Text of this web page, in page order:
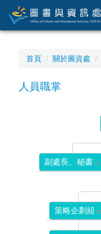
到
主
首頁 關於圖資處
人員職掌
副處長、秘書
策略企劃組